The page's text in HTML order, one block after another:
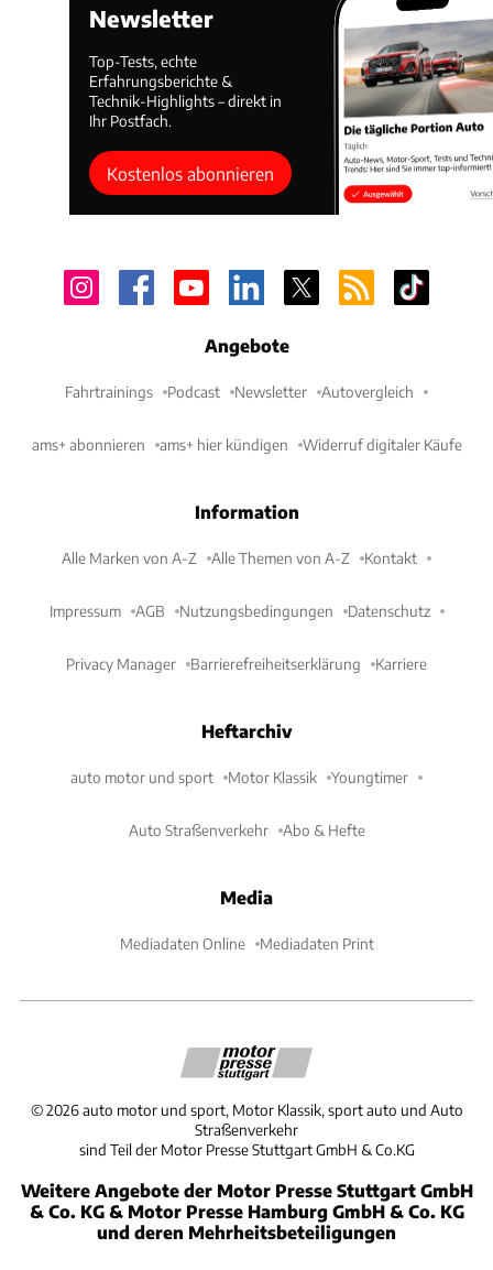
Newsletter
Top-Tests, echte
Erfahrungsberichte &
Technik-Highlights – direkt in
Ihr Postfach.
Kostenlos abonnieren
Angebote
Fahrtrainings Podcast Newsletter Autovergleich
ams+ abonnieren ams+ hier kündigen Widerruf digitaler Käufe
Information
Alle Marken von A-Z Alle Themen von A-Z Kontakt
Impressum AGB Nutzungsbedingungen Datenschutz
Privacy Manager Barrierefreiheitserklärung Karriere
Heftarchiv
auto motor und sport Motor Klassik Youngtimer
Auto Straßenverkehr Abo & Hefte
Media
Mediadaten Online Mediadaten Print
©2026 auto motor und sport, Motor Klassik, sport auto und Auto
Straßenverkehr
sind Teil der Motor Presse Stuttgart GmbH & Co.KG
Weitere Angebote der Motor Presse Stuttgart GmbH
& Co. KG & Motor Presse Hamburg GmbH & Co. KG
und deren Mehrheitsbeteiligungen